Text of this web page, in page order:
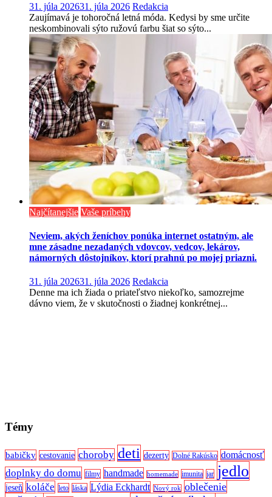
31. júla 202631. júla 2026 Redakcia
Zaujímavá je tohoročná letná móda. Kedysi by sme určite
neskombinovali sýto ružovú farbu šiat so sýto...
Najčítanejšie Vaše príbehy
Neviem, akých ženíchov ponúka internet ostatným, ale
mne zásadne nezadaných vdovcov, vedcov, lekárov,
námorných dôstojníkov, ktorí prahnú po mojej priazni.
31. júla 202631. júla 2026 Redakcia
Denne ma ich žiada o priateľstvo niekoľko, samozrejme
dávno viem, že v skutočnosti o žiadnej konkrétnej...
Témy
babičky cestovanie choroby deti dezerty Dolné Rakúsko domácnosť
doplnky do domu filmy handmade homemade imunita jar jedlo
jeseň koláče leto láska Lýdia Eckhardt Nový rok oblečenie